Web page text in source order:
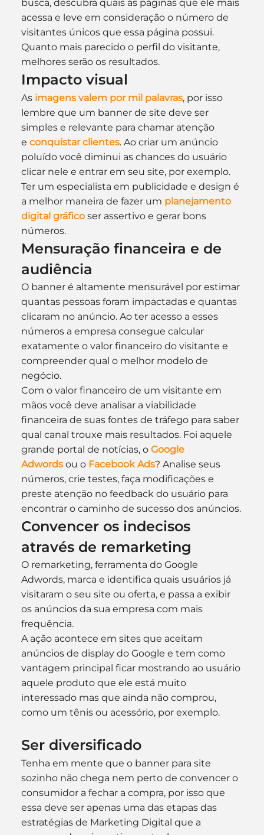
busca, descubra quais as páginas que ele mais
acessa e leve em consideração o número de
visitantes únicos que essa página possui.
Quanto mais parecido o perfil do visitante,
melhores serão os resultados.
Impacto visual
As imagens valem por mil palavras, por isso
lembre que um banner de site deve ser
simples e relevante para chamar atenção
e conquistar clientes. Ao criar um anúncio
poluído você diminui as chances do usuário
clicar nele e entrar em seu site, por exemplo.
Ter um especialista em publicidade e design é
a melhor maneira de fazer um planejamento
digital gráfico ser assertivo e gerar bons
números.
Mensuração financeira e de
audiência
O banner é altamente mensurável por estimar
quantas pessoas foram impactadas e quantas
clicaram no anúncio. Ao ter acesso a esses
números a empresa consegue calcular
exatamente o valor financeiro do visitante e
compreender qual o melhor modelo de
negócio.
Com o valor financeiro de um visitante em
mãos você deve analisar a viabilidade
financeira de suas fontes de tráfego para saber
qual canal trouxe mais resultados. Foi aquele
grande portal de notícias, o Google
Adwords ou o Facebook Ads? Analise seus
números, crie testes, faça modificações e
preste atenção no feedback do usuário para
encontrar o caminho de sucesso dos anúncios.
Convencer os indecisos
através de remarketing
O remarketing, ferramenta do Google
Adwords, marca e identifica quais usuários já
visitaram o seu site ou oferta, e passa a exibir
os anúncios da sua empresa com mais
frequência.
A ação acontece em sites que aceitam
anúncios de display do Google e tem como
vantagem principal ficar mostrando ao usuário
aquele produto que ele está muito
interessado mas que ainda não comprou,
como um tênis ou acessório, por exemplo.
Ser diversificado
Tenha em mente que o banner para site
sozinho não chega nem perto de convencer o
consumidor a fechar a compra, por isso que
essa deve ser apenas uma das etapas das
estratégias de Marketing Digital que a